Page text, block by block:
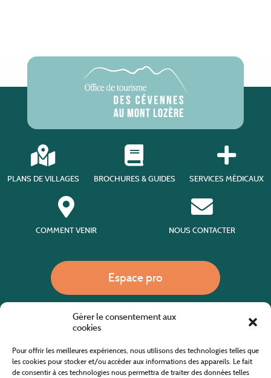
Gérer le consentement aux
cookies
Pour offrir les meilleures expériences, nous utilisons des technologies telles que
les cookies pour stocker et/ou accéder aux informations des appareils. Le fait
de consentir à ces technologies nous permettra de traiter des données telles
PLANS DE VILLAGES BROCHURES & GUIDES SERVICES MÉDICAUX
COMMENT VENIR NOUS CONTACTER
Espace pro
Site internet cofinancé par le fonds européen agricole pour le développement rural